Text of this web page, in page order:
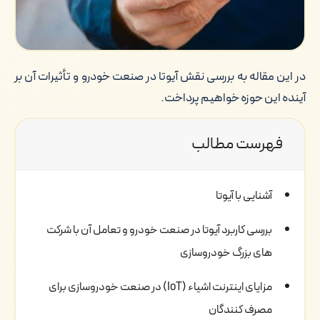
در این مقاله به بررسی نقش آیوتا در صنعت خودرو و تأثیرات آن بر
آینده این حوزه خواهیم پرداخت.
فهرست مطالب
آشنایی با آیوتا
بررسی کاربرد آیوتا در صنعت خودرو و تعامل آن با شرکت
های بزرگ خودروسازی
مزایای اینترنت اشیاء (IoT) در صنعت خودروسازی برای
مصرف کنندگان